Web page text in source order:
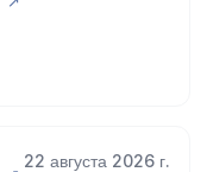
22 августа 2026 г.